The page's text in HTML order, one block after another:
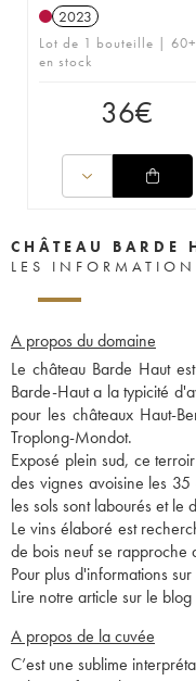
2023
Lot de 1 bouteille | 60+
en stock
36€
CHÂTEAU BARDE
LES
A propos du domaine
Le château Barde Haut
Barde-Haut a la typicité
pour les châteaux Haut-
Troplong-Mondot.
Exposé plein sud, ce
des vignes avoisine les
les sols sont labourés et
Le vins élaboré est
de bois neuf se rapproche
Pour plus d'informations
Lire notre article sur le
A propos de la cuvée
C’est une sublime